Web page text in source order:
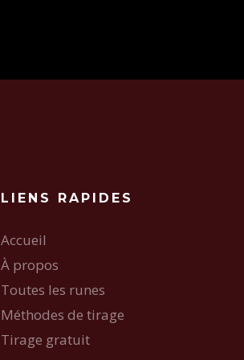
LIENS RAPIDES
Accueil
À propos
Toutes les runes
Méthodes de tirage
Tirage gratuit